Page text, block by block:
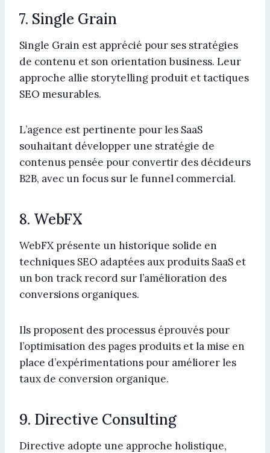
7. Single Grain
Single Grain est apprécié pour ses stratégies
de contenu et son orientation business. Leur
approche allie storytelling produit et tactiques
SEO mesurables.
L’agence est pertinente pour les SaaS
souhaitant développer une stratégie de
contenus pensée pour convertir des décideurs
B2B, avec un focus sur le funnel commercial.
8. WebFX
WebFX présente un historique solide en
techniques SEO adaptées aux produits SaaS et
un bon track record sur l’amélioration des
conversions organiques.
Ils proposent des processus éprouvés pour
l’optimisation des pages produits et la mise en
place d’expérimentations pour améliorer les
taux de conversion organique.
9. Directive Consulting
Directive adopte une approche holistique,